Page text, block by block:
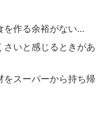
を作る余裕がない…
いと感じるときがあ
スーパーから持ち帰